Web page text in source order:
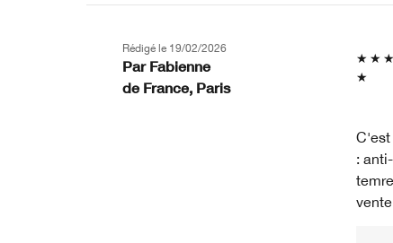
Rédigé le 19/02/2026
Par Fabienne
de France, Paris
C'est
: